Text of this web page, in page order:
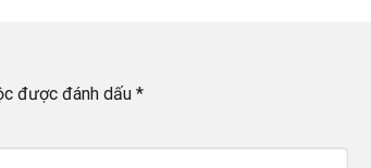
được đánh dấu *